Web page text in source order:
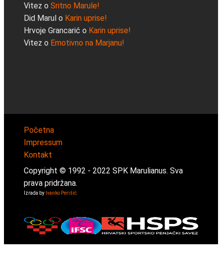
Vitez o Sritno Marule!
Did Marul o Karin uprise!
Hrvoje Grancarić o Karin uprise!
Vitez o Emotivno na Marjanu!
Početna
Impressum
Kontakt
Copyright © 1992 - 2022 SPK Marulianus. Sva
prava pridržana.
Izrada by Ivanko Perišić